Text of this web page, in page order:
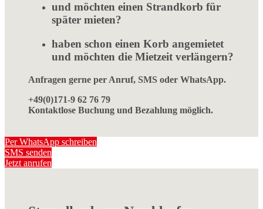
und möchten einen Strandkorb für
später mieten?
haben schon einen Korb angemietet
und möchten die Mietzeit verlängern?
Anfragen gerne per Anruf, SMS oder WhatsApp.
+49(0)171-9 62 76 79
Kontaktlose Buchung und Bezahlung möglich.
Per WhatsApp schreiben
SMS senden
Jetzt anrufen